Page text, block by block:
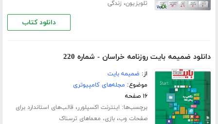
تلویزیون، زندگی
دانلود کتاب
دانلود ضمیمه بایت روزنامه خراسان - شماره 220
از: ضمیمه بایت
موضوع: مجله‌های کامپیوتری
۱۶ صفحه
برچسب‌ها: اینترنت اکسپلورر، قالب‌های استاندارد برای
صفحات وب،بازی، معماهای ترسناک